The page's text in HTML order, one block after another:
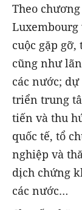
Theo
Luxembourg
cuộc gặp
cũng như
các nước;
triển trung
tiến và thu
quốc tế, tổ
nghiệp và
dịch chứng
các nước…